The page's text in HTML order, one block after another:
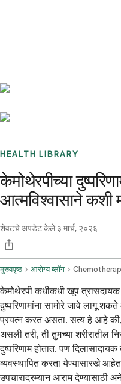
HEALTH LIBRARY
केमोथेरपीच्या
आत्मविश्वासाने कशी
शेवटचे अपडेट केले ३ मार्च, २०२६
मुख्यपृष्ठ आरोग्य ब्लॉग
केमोथेरपी कधीकधी खूप त्रासदायक
दुष्परिणामांना सामोरे जावे लागू
प्रयत्न करत असता. सत्य हे आहे की,
असली तरी, ती तुमच्या शरीरातील
दुष्परिणाम होतात. पण
व्यवस्थापित करता येण्यासारखे
उपचारादरम्यान आराम देण्यासाठी